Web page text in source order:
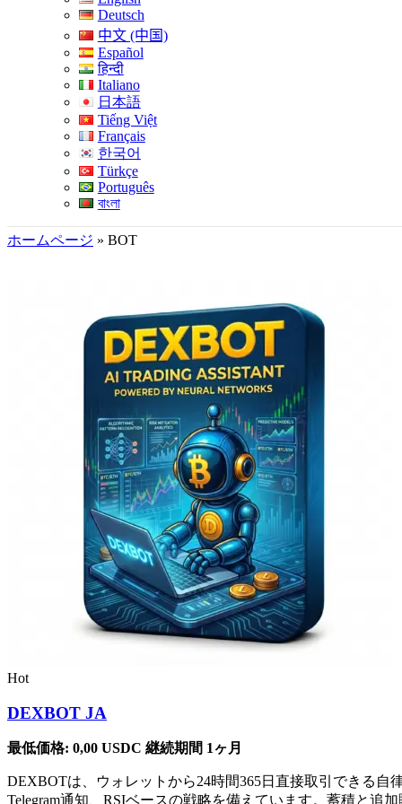
Deutsch
中文 (中国)
Español
हिन्दी
Italiano
日本語
Tiếng Việt
Français
한국어
Türkçe
Português
বাংলা
ホームページ » BOT
Hot
DEXBOT JA
最低価格: 0,00 USDC 継続期間 1ヶ月
DEXBOTは、ウォレットから24時間365日直接取引できる
Telegram通知、RSIベースの戦略を備えています。蓄積と追